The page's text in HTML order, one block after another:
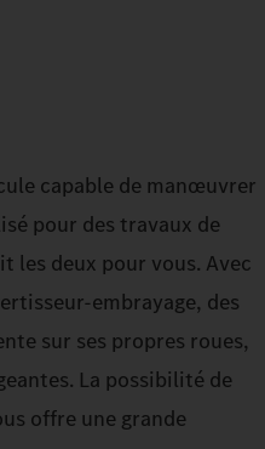
capable de manœuvrer
pour des travaux de
les deux pour vous. Avec
embrayage, des
sur ses propres roues,
La possibilité de
offre une grande